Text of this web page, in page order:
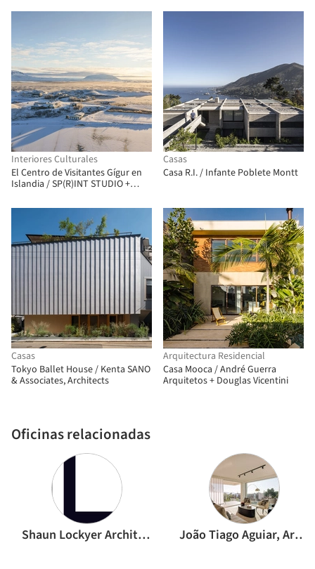
Interiores Culturales
El Centro de Visitantes Gígur en
Islandia / SP(R)INT STUDIO +
Casas
Casa R.I. / Infante Poblete Montt
Casas
Tokyo Ballet House / Kenta SANO
& Associates, Architects
Oficinas relacionadas
Shaun Lockyer Architects João Tiago Aguiar, Arquitectos
Arquitectura Residencial
Casa Mooca / André Guerra
Arquitetos + Douglas Vicentini